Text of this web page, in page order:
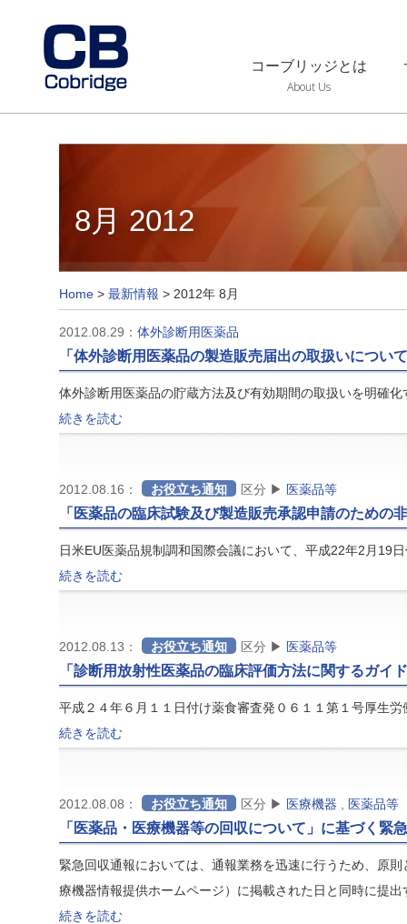
コーブリッジとは
About Us
8月 2012
Home > 最新情報 > 2012年 8月
2012.08.29： 体外診断用医薬品
「体外診断用医薬品の製造販売届出の取扱いについ
体外診断用医薬品の貯蔵方法及び有効期間の取扱いを明確
続きを読む
2012.08.16： お役立ち通知 区分 ▶ 医薬品等
「医薬品の臨床試験及び製造販売承認申請のため
日米EU医薬品規制調和国際会議において、平成22年2月19
続きを読む
2012.08.13： お役立ち通知 区分 ▶ 医薬品等
「診断用放射性医薬品の臨床評価方法に関するガイ
平成２４年６月１１日付け薬食審査発０６１１第１号厚生
続きを読む
2012.08.08： お役立ち通知 区分 ▶ 医療機器 医薬品等
「医薬品・医療機器等の回収について」に基づく緊
緊急回収通報においては、通報業務を迅速に行うため、原
療機器情報提供ホームページ）に掲載された日と同時に提
続きを読む